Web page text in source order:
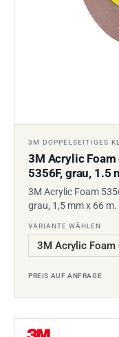
3M DOPPELSEITIGES
3M Acrylic
5356F, grau, 1.5
3M Acrylic Foam
grau, 1,5 mm x 66
VARIANTE WÄHLEN
PREIS AUF ANFRAGE